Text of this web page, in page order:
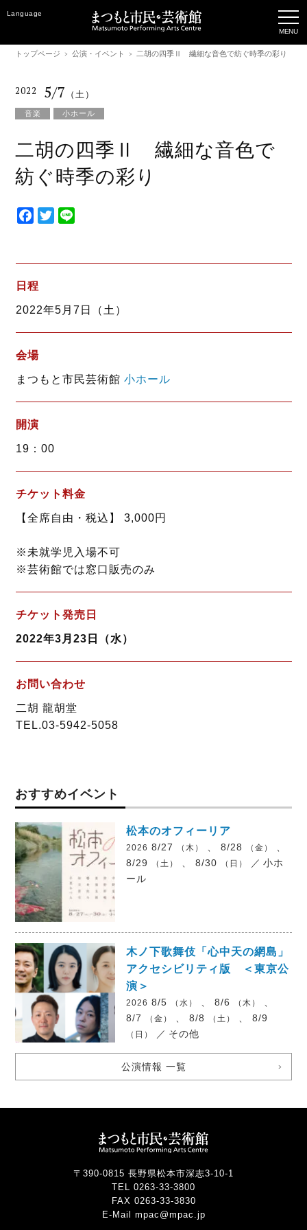
Language
トップページ 公演・イベント 二胡の四季Ⅱ 繊細な音色で紡ぐ時季の彩り
2022 5/7 （土）
音楽 小ホール
二胡の四季Ⅱ 繊細な音色で
紡ぐ時季の彩り
F
e
b
o
k
T
t
r
e
日程
2022年5月7日（土）
会場
まつもと市民芸術館 小ホール
開演
19：00
チケット料金
【全席自由・税込】 3,000円
※未就学児入場不可
※芸術館では窓口販売のみ
チケット発売日
2022年3月23日（水）
お問い合わせ
二胡 龍胡堂
TEL.03-5942-5058
おすすめイベント
松本のオフィーリア
2026 8/27 （木） 、 8/28 （金）
8/29
（土） 、 8/30 （日） ／ 小ホ
ール
木ノ下歌舞伎「心中天の網島」
アクセシビリティ版 ＜東京公
演＞
2026 8/5 （水） 、 8/6 （木）
8/7
（金） 、 8/8 （土） 、 8/9
（日） ／ その他
公演情報 一覧
〒390-0815 長野県松本市深志3-10-1
TEL 0263-33-3800
FAX 0263-33-3830
E-Mail mpac@mpac.jp